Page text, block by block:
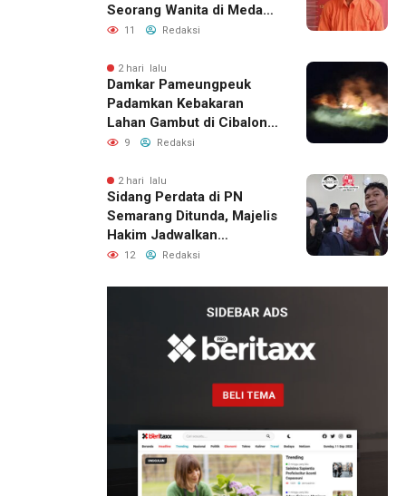
Seorang Wanita di Medan
Ditangkap Polisi
11 Redaksi
2 hari lalu
Damkar Pameungpeuk
Padamkan Kebakaran
Lahan Gambut di Cibalong,
Permukiman Warga
9 Redaksi
2 hari lalu
Sidang Perdata di PN
Semarang Ditunda, Majelis
Hakim Jadwalkan
Pemanggilan Ulang BPR
12 Redaksi
1 hari lalu
Pemilik
Royal
Phone